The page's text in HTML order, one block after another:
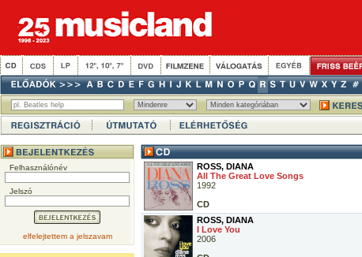
Felhasználónév
Jelszó
elfelejtettem a jelszavam
ROSS, DIANA
All The Great Love Songs
1992
CD
ROSS, DIANA
I Love You
2006